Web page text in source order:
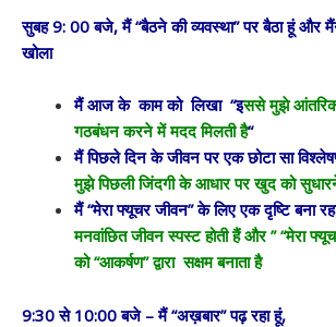
सुबह 9: 00 बजे, मैं “बैठने की व्यवस्था” पर बैठा हूं और
खोला
मैं आज के काम को लिखा “इससे मुझे
गठबंधन करने में मदद मिलती है“
मैं पिछले दिन के जीवन पर एक छोटा सा
मुझे पिछली जिंदगी के आधार पर खुद को
मैं “मेरा फ्यूचर जीवन” के लिए एक दृष्टि बना
मनवांछित जीवन स्पस्ट होती हैं और ” “मेरा
को “आकर्षण” द्वारा सक्षम बनाता है
9:30 से 10:00 बजे – मैं “अख़बार” पढ़ रहा हूं,